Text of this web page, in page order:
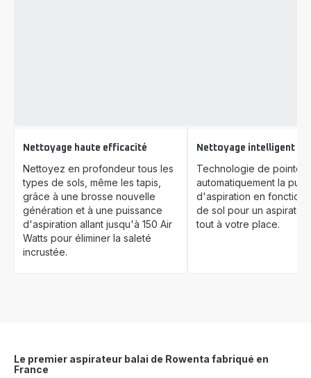
Nettoyage haute efficacité
Nettoyez en profondeur tous les
types de sols, même les tapis,
grâce à une brosse nouvelle
génération et à une puissance
d'aspiration allant jusqu'à 150 Air
Watts pour éliminer la saleté
incrustée.
Nettoyage intelligent
Technologie de pointe
automatiquement la
d'aspiration en fonction
de sol pour un
tout à votre place.
Le premier aspirateur balai de Rowenta fabriqué en
France